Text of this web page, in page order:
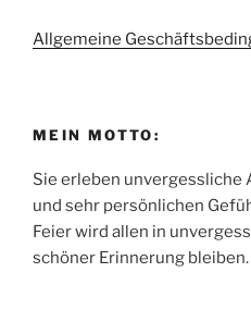
Allgemeine
MEIN MOTTO:
Sie erleben unvergessliche
und sehr persönlichen
Feier wird allen in
schöner Erinnerung bleiben.